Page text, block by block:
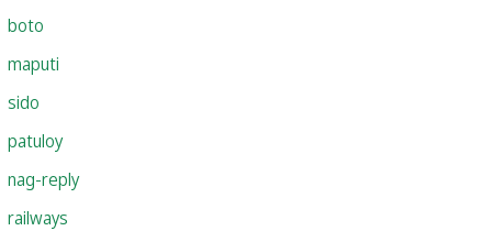
boto
maputi
sido
patuloy
nag-reply
railways